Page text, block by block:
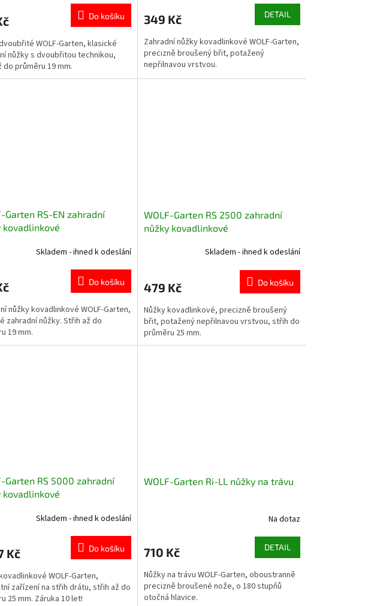
Do košíku
WOLF-Garten, klasické
nůžky s dvoubřitou technikou,
do průměru 19 mm.
349 Kč DETAIL
Zahradní nůžky kovadlinkové WOLF-Garten,
precizně broušený břit, potažený
nepřilnavou vrstvou.
Garten RS-EN zahradní
kovadlinkové
Skladem - ihned k odeslání
Do košíku
nůžky kovadlinkové WOLF-Garten,
zahradní nůžky. Střih až do
19 mm.
WOLF-Garten RS 2500 zahradní
nůžky kovadlinkové
Skladem - ihned k odeslání
479 Kč Do košíku
Nůžky kovadlinkové, precizně broušený
břit, potažený nepřilnavou vrstvou, střih do
průměru 25 mm.
Garten RS 5000 zahradní
kovadlinkové
Skladem - ihned k odeslání
Kč Do košíku
WOLF-Garten,
zařízení na střih drátu, střih až do
25 mm. Záruka 10 let!
WOLF-Garten Ri-LL nůžky na trávu
Na dotaz
710 Kč DETAIL
Nůžky na trávu WOLF-Garten, oboustranně
precizně broušené nože, o 180 stupňů
otočná hlavice.